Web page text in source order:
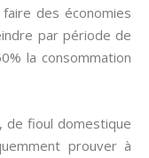
des économies
par période de
la consommation
de fioul domestique
prouver à